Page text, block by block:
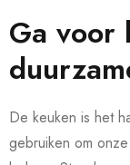
Ga voor
De keuken is het
gebruiken om